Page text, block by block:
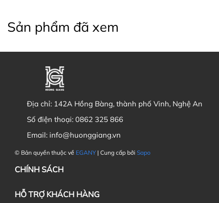
Sản phẩm đã xem
Địa chỉ: 142A Hồng Bàng, thành phố Vinh, Nghệ An
Số điện thoại: 0862 325 866
Email: info@huonggiang.vn
© Bản quyền thuộc về EGANY | Cung cấp bởi Sapo
CHÍNH SÁCH
HỖ TRỢ KHÁCH HÀNG